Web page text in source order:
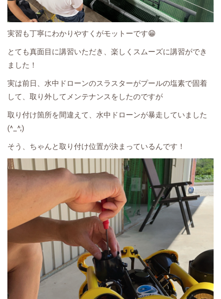
実習も丁寧にわかりやすくがモットーです😁
とても真面目に講習いただき、楽しくスムーズに講習ができ
ました！
実は前日、水中ドローンのスラスターがプールの塩素で固着
して、取り外してメンテナンスをしたのですが
取り付け箇所を間違えて、水中ドローンが暴走していました
(^_^;)
そう、ちゃんと取り付け位置が決まっているんです！